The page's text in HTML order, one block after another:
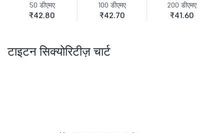
50 डीएमए
₹42.80
100 डीएमए
₹42.70
200 डीएमए
₹41.60
टाइटन सिक्योरिटीज़ चार्ट